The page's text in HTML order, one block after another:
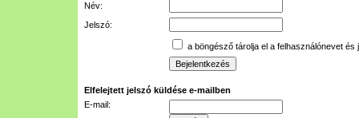
Név:
Jelszó:
a böngésző tárolja el a felhasználónevet és
Elfelejtett jelszó küldése e-mailben
E-mail: